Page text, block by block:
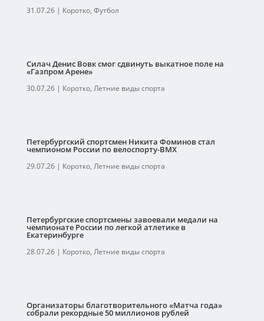
31.07.26| Коротко, Футбол
Силач Денис Вовк смог сдвинуть выкатное поле на
«Газпром Арене»
30.07.26| Коротко, Летние виды спорта
Петербургский спортсмен Никита Фоминов стал
чемпионом России по велоспорту-ВМХ
29.07.26| Коротко, Летние виды спорта
Петербургские спортсмены завоевали медали на
чемпионате России по легкой атлетике в
Екатеринбурге
28.07.26| Коротко, Летние виды спорта
Организаторы благотворительного «Матча года»
собрали рекордные 50 миллионов рублей